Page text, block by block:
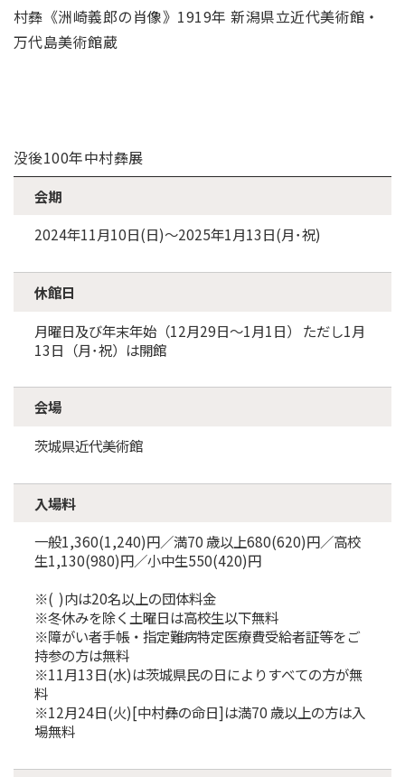
村彝《洲崎義郎の肖像》1919年 新潟県立近代美術館・
万代島美術館蔵
没後100年中村彝展
会期
2024年11月10日(日)～2025年1月13日(月･祝)
休館日
月曜日及び年末年始（12月29日～1月1日） ただし1月
13日（月･祝）は開館
会場
茨城県近代美術館
入場料
一般1,360(1,240)円／満70 歳以上680(620)円／高校
生1,130(980)円／小中生550(420)円
※( )内は20名以上の団体料金
※冬休みを除く土曜日は高校生以下無料
※障がい者手帳・指定難病特定医療費受給者証等をご
持参の方は無料
※11月13日(水)は茨城県民の日によりすべての方が無
料
※12月24日(火)[中村彝の命日]は満70 歳以上の方は入
場無料